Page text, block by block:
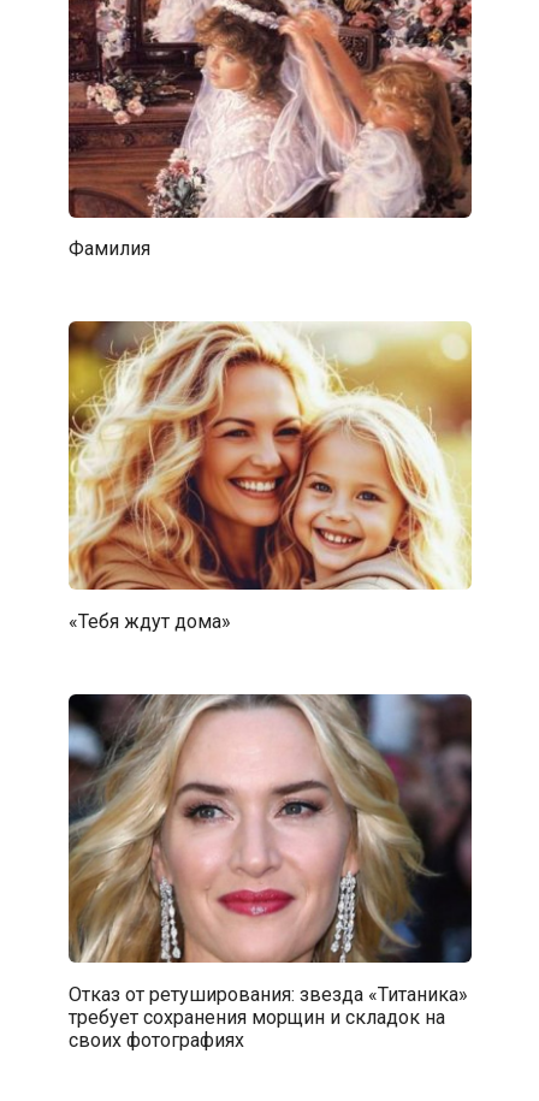
Фамилия
«Тебя ждут дома»
Отказ от ретуширования: звезда «Титаника»
требует сохранения морщин и складок на
своих фотографиях